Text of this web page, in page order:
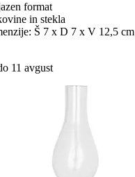
format
in stekla
Š 7 x D 7 x V 12,5 cm
11 avgust